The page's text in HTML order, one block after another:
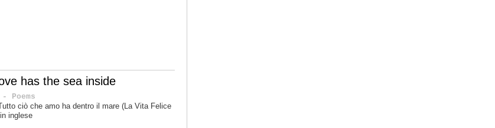
has the sea inside
Poems
ciò che amo ha dentro il mare (La Vita Felice
inglese